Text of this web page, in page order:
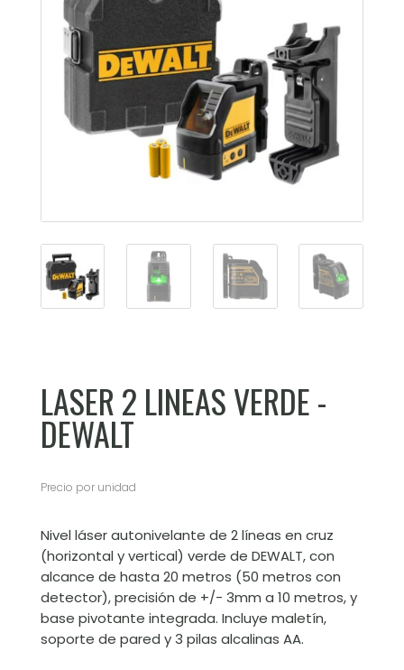
LASER 2 LINEAS VERDE -
DEWALT
Precio por unidad
Nivel láser autonivelante de 2 líneas en cruz
(horizontal y vertical) verde de DEWALT, con
alcance de hasta 20 metros (50 metros con
detector), precisión de +/- 3mm a 10 metros, y
base pivotante integrada. Incluye maletín,
soporte de pared y 3 pilas alcalinas AA.